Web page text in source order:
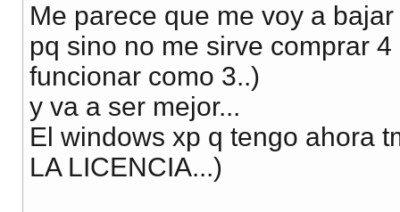
Me parece que me voy a
pq sino no me sirve comprar
funcionar como 3..)
y va a ser mejor...
El windows xp q tengo ahora
LA LICENCIA...)